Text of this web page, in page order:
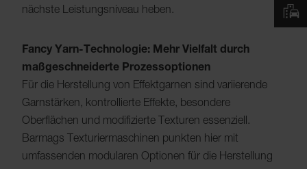
nächste Leistungsniveau heben.
Fancy Yarn-Technologie: Mehr Vielfalt durch
maßgeschneiderte Prozessoptionen
Für die Herstellung von Effektgarnen sind variierende
Garnstärken, kontrollierte Effekte, besondere
Oberflächen und modifizierte Texturen essenziell.
Barmags Texturiermaschinen punkten hier mit
umfassenden modularen Optionen für die Herstellung